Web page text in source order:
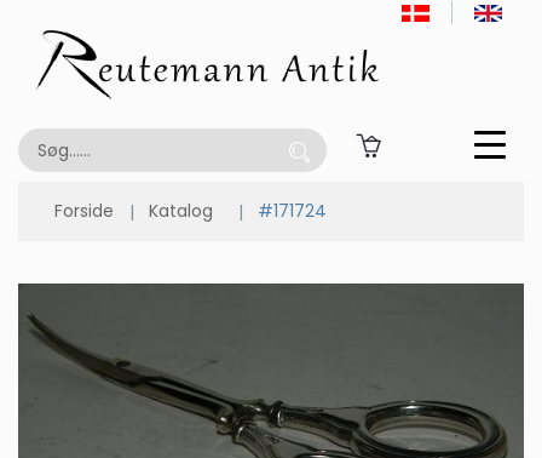
Forside Katalog #171724